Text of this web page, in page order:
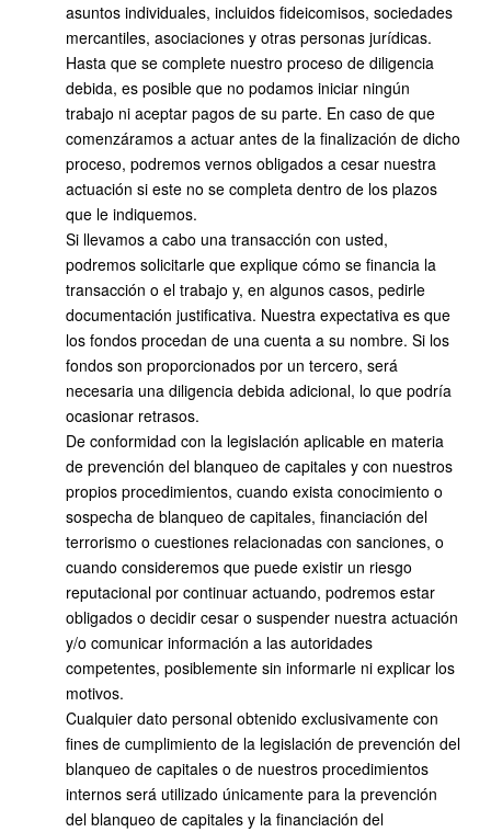
asuntos individuales, incluidos fideicomisos, sociedades
mercantiles, asociaciones y otras personas jurídicas.
Hasta que se complete nuestro proceso de diligencia
debida, es posible que no podamos iniciar ningún
trabajo ni aceptar pagos de su parte. En caso de que
comenzáramos a actuar antes de la finalización de dicho
proceso, podremos vernos obligados a cesar nuestra
actuación si este no se completa dentro de los plazos
que le indiquemos.
Si llevamos a cabo una transacción con usted,
podremos solicitarle que explique cómo se financia la
transacción o el trabajo y, en algunos casos, pedirle
documentación justificativa. Nuestra expectativa es que
los fondos procedan de una cuenta a su nombre. Si los
fondos son proporcionados por un tercero, será
necesaria una diligencia debida adicional, lo que podría
ocasionar retrasos.
De conformidad con la legislación aplicable en materia
de prevención del blanqueo de capitales y con nuestros
propios procedimientos, cuando exista conocimiento o
sospecha de blanqueo de capitales, financiación del
terrorismo o cuestiones relacionadas con sanciones, o
cuando consideremos que puede existir un riesgo
reputacional por continuar actuando, podremos estar
obligados o decidir cesar o suspender nuestra actuación
y/o comunicar información a las autoridades
competentes, posiblemente sin informarle ni explicar los
motivos.
Cualquier dato personal obtenido exclusivamente con
fines de cumplimiento de la legislación de prevención del
blanqueo de capitales o de nuestros procedimientos
internos será utilizado únicamente para la prevención
del blanqueo de capitales y la financiación del